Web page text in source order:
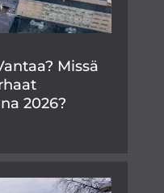
Missä
2026?